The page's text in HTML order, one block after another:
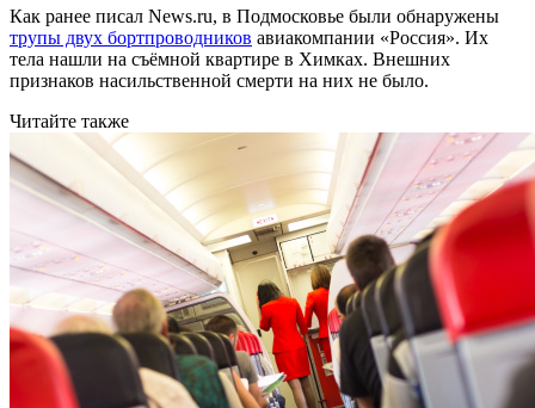
Как ранее писал News.ru, в Подмосковье были обнаружены
трупы двух бортпроводников авиакомпании «Россия». Их
тела нашли на съёмной квартире в Химках. Внешних
признаков насильственной смерти на них не было.
Читайте также